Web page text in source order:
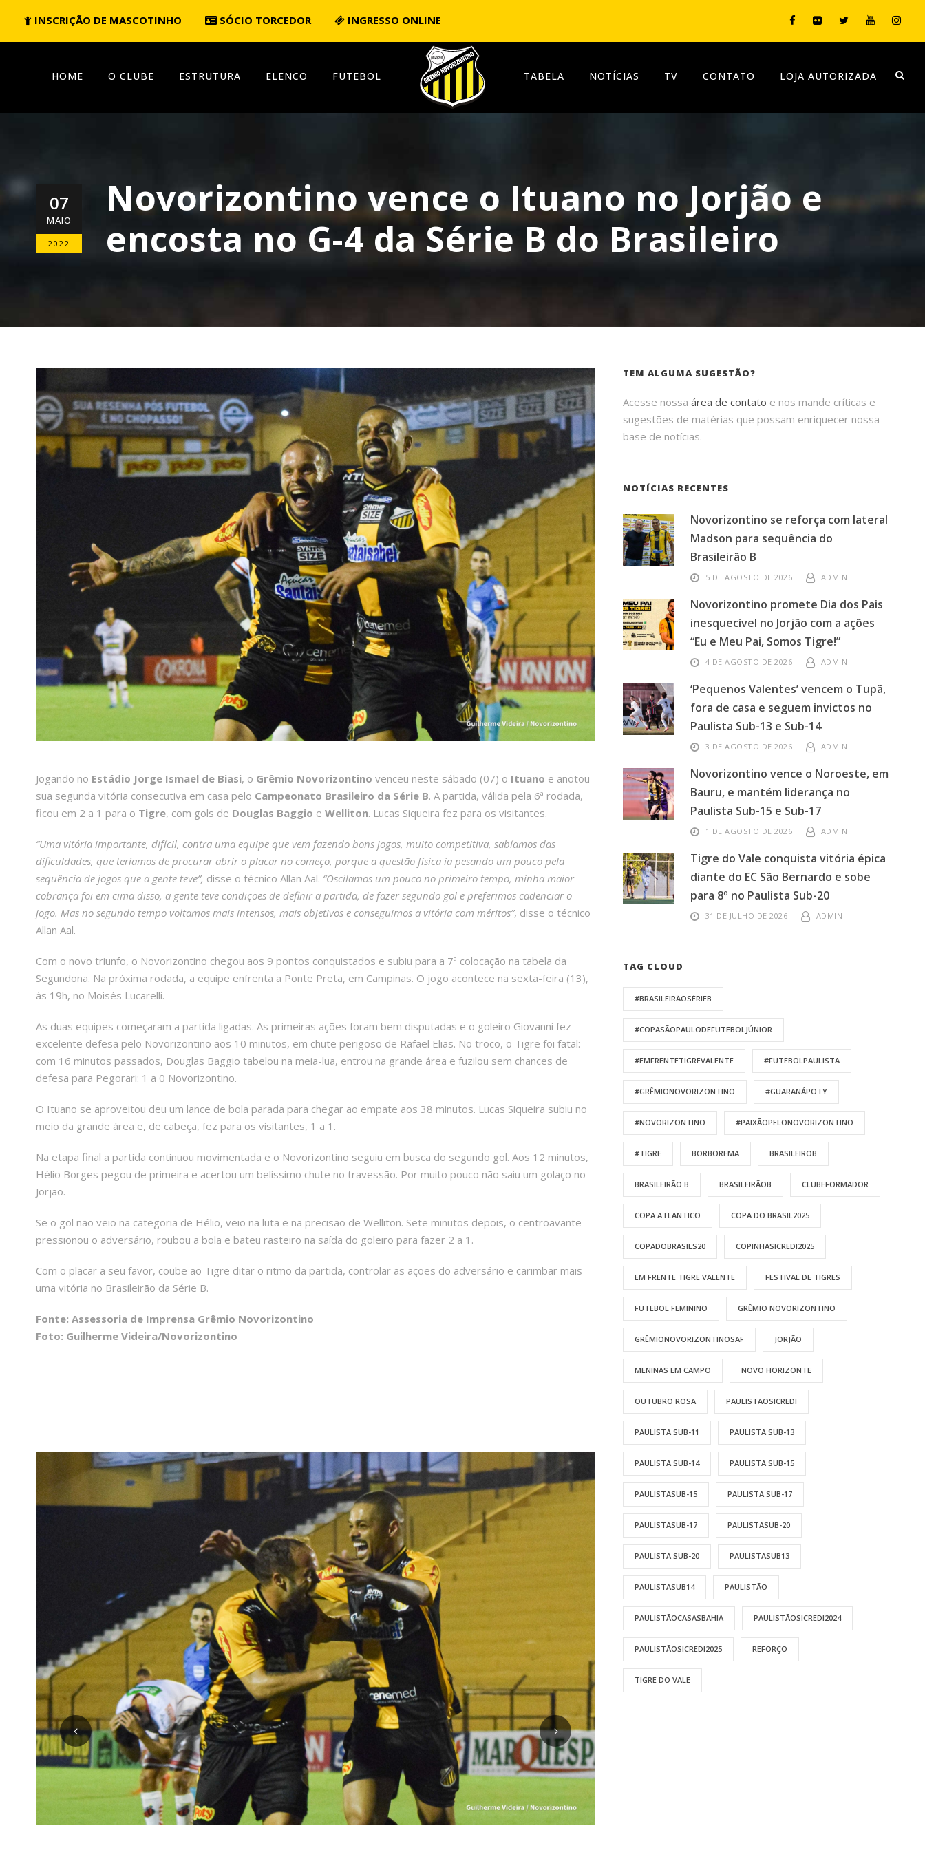
INSCRIÇÃO DE MASCOTINHO SÓCIO TORCEDOR INGRESSO ONLINE
HOME O CLUBE ESTRUTURA ELENCO FUTEBOL TABELA NOTÍCIAS TV CONTATO LOJA AUTORIZADA
07
MAIO
2022
Novorizontino vence o Ituano no Jorjão e
encosta no G-4 da Série B do Brasileiro
Jogando no Estádio Jorge Ismael de Biasi, o Grêmio Novorizontino venceu neste sábado (07) o Ituano e anotou
sua segunda vitória consecutiva em casa pelo Campeonato Brasileiro da Série B. A partida, válida pela 6ª rodada,
ficou em 2 a 1 para o Tigre, com gols de Douglas Baggio e Welliton. Lucas Siqueira fez para os visitantes.
“Uma vitória importante, difícil, contra uma equipe que vem fazendo bons jogos, muito competitiva, sabíamos das
dificuldades, que teríamos de procurar abrir o placar no começo, porque a questão física ia pesando um pouco pela
sequência de jogos que a gente teve”, disse o técnico Allan Aal. “Oscilamos um pouco no primeiro tempo, minha maior
cobrança foi em cima disso, a gente teve condições de definir a partida, de fazer segundo gol e preferimos cadenciar o
jogo. Mas no segundo tempo voltamos mais intensos, mais objetivos e conseguimos a vitória com méritos”, disse o técnico
Allan Aal.
Com o novo triunfo, o Novorizontino chegou aos 9 pontos conquistados e subiu para a 7ª colocação na tabela da
Segundona. Na próxima rodada, a equipe enfrenta a Ponte Preta, em Campinas. O jogo acontece na sexta-feira (13),
às 19h, no Moisés Lucarelli.
As duas equipes começaram a partida ligadas. As primeiras ações foram bem disputadas e o goleiro Giovanni fez
excelente defesa pelo Novorizontino aos 10 minutos, em chute perigoso de Rafael Elias. No troco, o Tigre foi fatal:
com 16 minutos passados, Douglas Baggio tabelou na meia-lua, entrou na grande área e fuzilou sem chances de
defesa para Pegorari: 1 a 0 Novorizontino.
O Ituano se aproveitou deu um lance de bola parada para chegar ao empate aos 38 minutos. Lucas Siqueira subiu no
meio da grande área e, de cabeça, fez para os visitantes, 1 a 1.
Na etapa final a partida continuou movimentada e o Novorizontino seguiu em busca do segundo gol. Aos 12 minutos,
Hélio Borges pegou de primeira e acertou um belíssimo chute no travessão. Por muito pouco não saiu um golaço no
Jorjão.
Se o gol não veio na categoria de Hélio, veio na luta e na precisão de Welliton. Sete minutos depois, o centroavante
pressionou o adversário, roubou a bola e bateu rasteiro na saída do goleiro para fazer 2 a 1.
Com o placar a seu favor, coube ao Tigre ditar o ritmo da partida, controlar as ações do adversário e carimbar mais
uma vitória no Brasileirão da Série B.
Fonte: Assessoria de Imprensa Grêmio Novorizontino
Foto: Guilherme Videira/Novorizontino
TEM ALGUMA SUGESTÃO?
Acesse nossaárea de contato e nos mande críticas e
sugestões de matérias que possam enriquecer nossa
base de notícias.
NOTÍCIAS RECENTES
Novorizontino se reforça com lateral
Madson para sequência do
Brasileirão B
5 DE AGOSTO DE 2026 ADMIN
Novorizontino promete Dia dos Pais
inesquecível no Jorjão com a ações
“Eu e Meu Pai, Somos Tigre!”
4 DE AGOSTO DE 2026 ADMIN
‘Pequenos Valentes’ vencem o Tupã,
fora de casa e seguem invictos no
Paulista Sub-13 e Sub-14
3 DE AGOSTO DE 2026 ADMIN
Novorizontino vence o Noroeste, em
Bauru, e mantém liderança no
Paulista Sub-15 e Sub-17
1 DE AGOSTO DE 2026 ADMIN
Tigre do Vale conquista vitória épica
diante do EC São Bernardo e sobe
para 8º no Paulista Sub-20
31 DE JULHO DE 2026 ADMIN
TAG CLOUD
#BRASILEIRÃOSÉRIEB
#COPASÃOPAULODEFUTEBOLJÚNIOR
#EMFRENTETIGREVALENTE #FUTEBOLPAULISTA
#GRÊMIONOVORIZONTINO #GUARANÁPOTY
#NOVORIZONTINO #PAIXÃOPELONOVORIZONTINO
#TIGRE BORBOREMA BRASILEIROB
BRASILEIRÃO B BRASILEIRÃOB CLUBEFORMADOR
COPA ATLANTICO COPA DO BRASIL2025
COPADOBRASILS20 COPINHASICREDI2025
EM FRENTE TIGRE VALENTE FESTIVAL DE TIGRES
FUTEBOL FEMININO GRÊMIO NOVORIZONTINO
GRÊMIONOVORIZONTINOSAF JORJÃO
MENINAS EM CAMPO NOVO HORIZONTE
OUTUBRO ROSA PAULISTAOSICREDI
PAULISTA SUB-11 PAULISTA SUB-13
PAULISTA SUB-14 PAULISTA SUB-15
PAULISTASUB-15 PAULISTA SUB-17
PAULISTASUB-17 PAULISTASUB-20
PAULISTA SUB-20 PAULISTASUB13
PAULISTASUB14 PAULISTÃO
PAULISTÃOCASASBAHIA PAULISTÃOSICREDI2024
PAULISTÃOSICREDI2025 REFORÇO
TIGRE DO VALE